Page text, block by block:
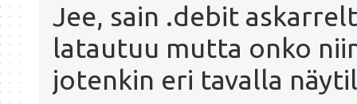
Jee, sain .debit
latautuu mutta onko
jotenkin eri tavalla